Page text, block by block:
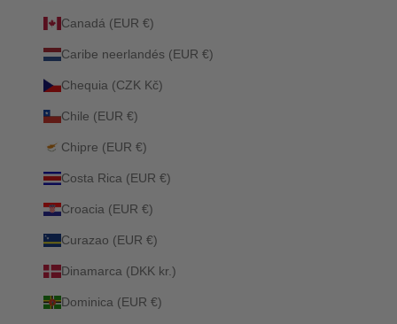
Canadá (EUR €)
Caribe neerlandés (EUR €)
Chequia (CZK Kč)
Chile (EUR €)
Chipre (EUR €)
Costa Rica (EUR €)
Croacia (EUR €)
Curazao (EUR €)
Dinamarca (DKK kr.)
Dominica (EUR €)